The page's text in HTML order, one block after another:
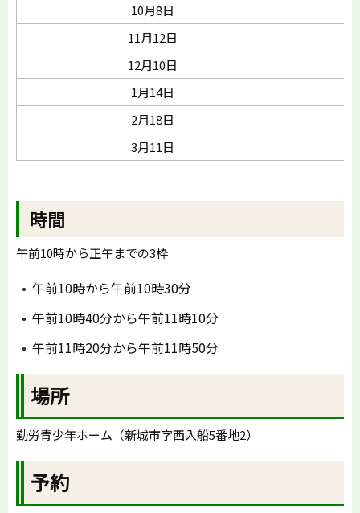
10月8日
11月12日
12月10日
1月14日
2月18日
3月11日
時間
午前10時から正午までの3枠
午前10時から午前10時30分
午前10時40分から午前11時10分
午前11時20分から午前11時50分
場所
勤労青少年ホーム（新城市字西入船5番地2）
予約